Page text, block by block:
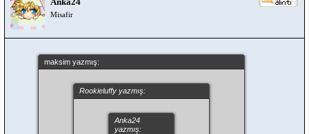
Misafir
maksim yazmış:
Rookieluffy yazmış:
Anka24
yazmış: